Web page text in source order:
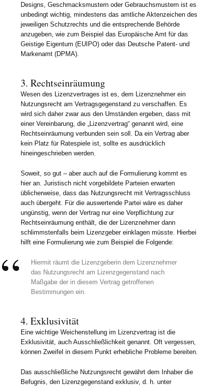
Designs, Geschmacksmustern oder Gebrauchsmustern ist es
unbedingt wichtig, mindestens das amtliche Aktenzeichen des
jeweiligen Schutzrechts und die entsprechende Behörde
anzugeben, wie zum Beispiel das Europäische Amt für das
Geistige Eigentum (EUIPO) oder das Deutsche Patent- und
Markenamt (DPMA).
3. Rechtseinräumung
Wesen des Lizenzvertrages ist es, dem Lizenznehmer ein
Nutzungsrecht am Vertragsgegenstand zu verschaffen. Es
wird sich daher zwar aus den Umständen ergeben, dass mit
einer Vereinbarung, die „Lizenzvertrag“ genannt wird, eine
Rechtseinräumung verbunden sein soll. Da ein Vertrag aber
kein Platz für Ratespiele ist, sollte es ausdrücklich
hineingeschrieben werden.
Soweit, so gut – aber auch auf die Formulierung kommt es
hier an. Juristisch nicht vorgebildete Parteien erwarten
üblicherweise, dass das Nutzungsrecht mit Vertragsschluss
auch übergeht. Für die auswertende Partei wäre es daher
ungünstig, wenn der Vertrag nur eine Verpflichtung zur
Rechtseinräumung enthält, die der Lizenznehmer dann
schlimmstenfalls beim Lizenzgeber einklagen müsste. Hierbei
hilft eine Formulierung wie zum Beispiel die Folgende:
Hiermit räumt die Lizenzgeberin dem Lizenznehmer
das Nutzungsrecht am Lizenzgegenstand nach
Maßgabe der in diesem Vertrag getroffenen
Bestimmungen ein.
4. Exklusivität
Eine wichtige Weichenstellung im Lizenzvertrag ist die
Exklusivität, auch Ausschließlichkeit genannt. Oft vergessen,
können Zweifel in diesem Punkt erhebliche Probleme bereiten.
Das ausschließliche Nutzungsrecht gewährt dem Inhaber die
Befugnis, den Lizenzgegenstand exklusiv, d. h. unter